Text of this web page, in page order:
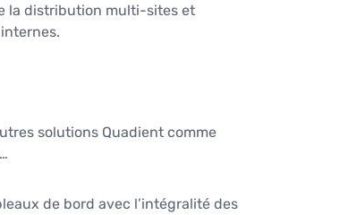
la distribution multi-sites et
solutions Quadient comme
de bord avec l’intégralité des